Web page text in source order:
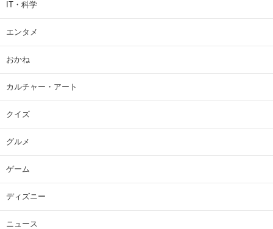
IT・科学
エンタメ
おかね
カルチャー・アート
クイズ
グルメ
ゲーム
ディズニー
ニュース